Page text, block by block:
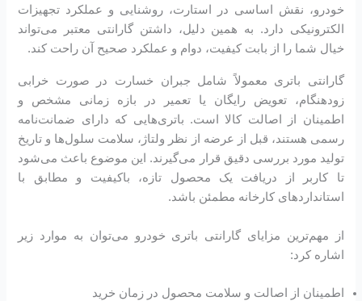
خودرو، نقش اساسی در استارت، روشنایی و عملکرد تجهیزات
الکترونیکی دارد. به همین دلیل، داشتن گارانتی معتبر می‌تواند
خیال شما را از بابت کیفیت، دوام و عملکرد صحیح آن راحت کند.
گارانتی باتری معمولاً شامل جبران خسارت در صورت خرابی
زودهنگام، تعویض رایگان یا تعمیر در بازه زمانی مشخص و
اطمینان از اصالت کالا است. باتری‌هایی که دارای ضمانت‌نامه
رسمی هستند، قبل از عرضه از نظر ولتاژ، سلامت سلول‌ها و تاریخ
تولید مورد بررسی دقیق قرار می‌گیرند. این موضوع باعث می‌شود
تا کاربر از دریافت یک محصول تازه، باکیفیت و مطابق با
استانداردهای کارخانه مطمئن باشد.
از مهم‌ترین مزایای گارانتی باتری خودرو می‌توان به موارد زیر
اشاره کرد:
اطمینان از اصالت و سلامت محصول در زمان خرید